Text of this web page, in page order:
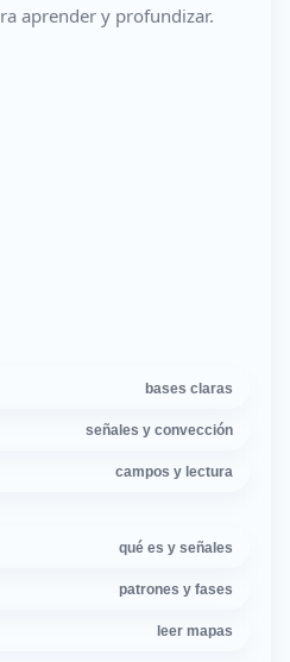
aprender y profundizar.
bases claras
señales y convección
campos y lectura
qué es y señales
patrones y fases
leer mapas